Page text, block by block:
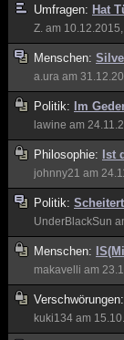
Umfragen: Hat
Z. am
Menschen:
a.ura am
Politik: Im
lawine am
Philosophie: Ist
johnny21 am
Politik:
UnderBlackSun
Menschen:
makavelli am
Verschwörungen:
kuki134 am